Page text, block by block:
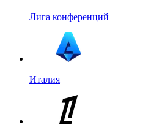
Лига конференций
Италия